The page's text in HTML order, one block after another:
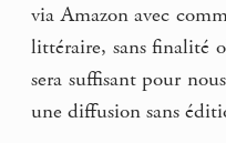
via Amazon avec
littéraire, sans finalité
sera suffisant pour
une diffusion sans